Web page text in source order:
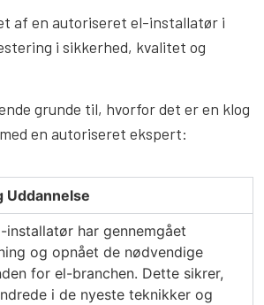
af en autoriseret el-installatør i
i sikkerhed, kvalitet og
grunde til, hvorfor det er en klog
en autoriseret ekspert:
Uddannelse
installatør har gennemgået
og opnået de nødvendige
for el-branchen. Dette sikrer,
i de nyeste teknikker og